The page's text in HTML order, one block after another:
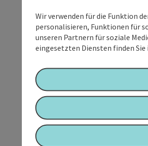
Wir verwenden für die Funktion
personalisieren, Funktionen für
unseren Partnern für soziale
eingesetzten Diensten finden Sie